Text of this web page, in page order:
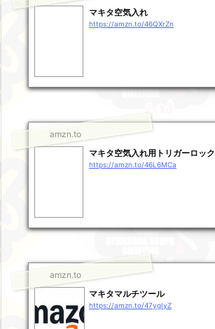
マキタ空気入れ
https://amzn.to/46QXrZn
amzn.to
マキタ空気入れ用トリガーロック
https://amzn.to/46L6MCa
amzn.to
マキタマルチツール
https://amzn.to/47ygIyZ